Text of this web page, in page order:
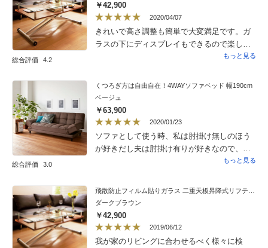
総合評価 4.2
￥42,900
2020/04/07
きれいで高さ調整も簡単で大変満足です。ガ
ラスの下にディスプレイもできるので楽しめ
もっと見る
総合評価 3.0
くつろぎ方は自由自在！4WAYソファベッド 幅190cm
ベージュ
￥63,900
2020/01/23
ソファとして使う時、私は肘掛け無しのほう
が好きだし夫は肘掛け有りが好きなので、肘
掛けを好きなように上げ下げできるのが我が
でお昼寝や友だちが泊まるときなど、色々と
便利です。寝心地もいいです。ソファ状態の
とき、後ろの下の部分に隙間ができて、そこ
にひざ掛けなどを収納しています。
もっと見る
ダークブラウン
￥42,900
2019/06/12
我が家のリビングに合わせるべく様々に検